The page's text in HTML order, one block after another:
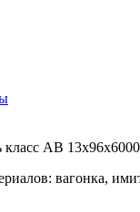
класс АB